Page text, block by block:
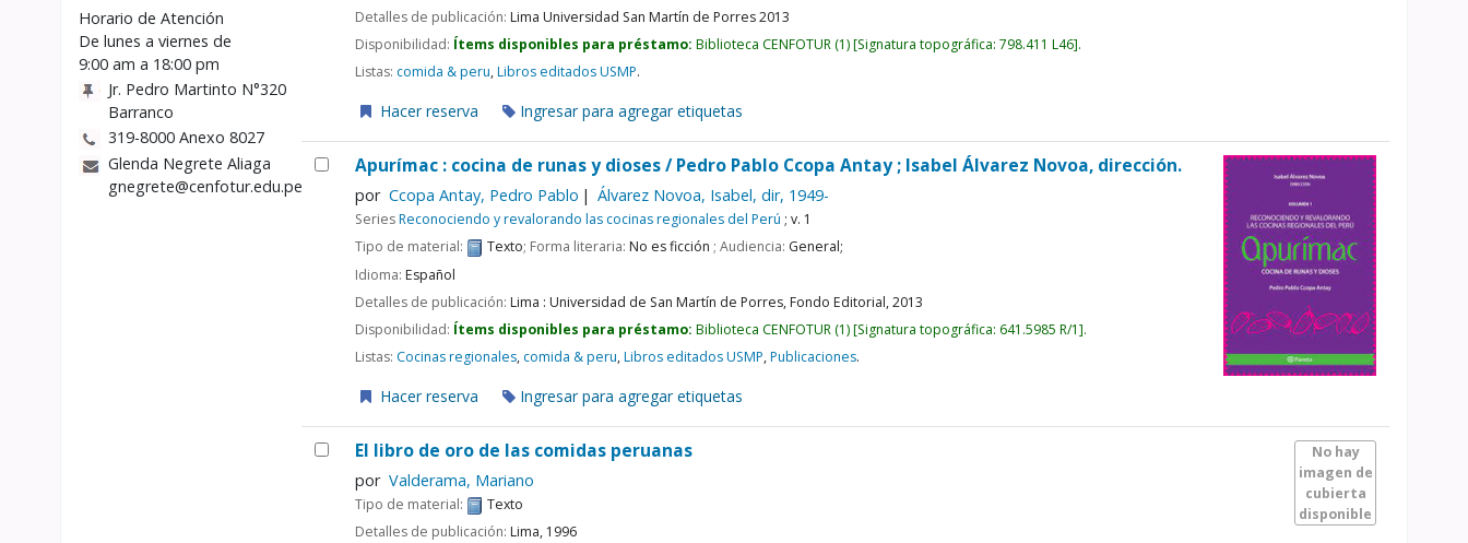
Horario de Atención
De lunes a viernes de
9:00 am a 18:00 pm
Jr. Pedro Martinto N°320
Barranco
319-8000 Anexo 8027
Glenda Negrete Aliaga
gnegrete@cenfotur.edu.pe
Detalles de publicación:Lima Universidad San Martín de Porres2013
Disponibilidad: Ítems disponibles para préstamo:Biblioteca CENFOTUR (1) Signatura topográfica:798.411 L46 .
Listas: comida & peru,Libros editados USMP.
Hacer reserva Ingresar para agregar etiquetas
Apurímac : cocina de runas y dioses /Pedro Pablo Ccopa Antay ; Isabel Álvarez Novoa, dirección.
por Ccopa Antay, Pedro Pablo Álvarez Novoa, Isabel, dir, 1949-
SeriesReconociendo y revalorando las cocinas regionales del Perú ; v. 1
Tipo de material:
Texto; Forma literaria:No es ficción ; Audiencia: General;
Idioma:Español
Detalles de publicación:Lima : Universidad de San Martín de Porres, Fondo Editorial,2013
Disponibilidad: Ítems disponibles para préstamo:Biblioteca CENFOTUR (1) Signatura topográfica: 641.5985 R/1 .
Listas: Cocinas regionales, comida & peru,Libros editados USMP,Publicaciones.
Hacer reserva Ingresar para agregar etiquetas
No hay
imagen de
cubierta
disponible
El libro de oro de las comidas peruanas
por Valderama, Mariano
Tipo de material:
Texto
Detalles de publicación:Lima, 1996